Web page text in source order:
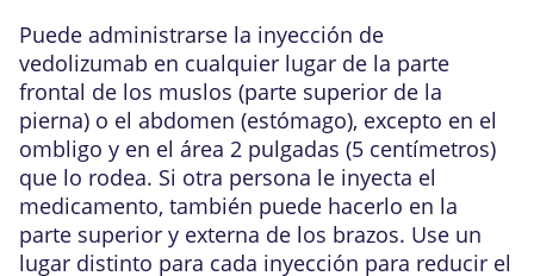
Puede administrarse la inyección de
vedolizumab en cualquier lugar de la parte
frontal de los muslos (parte superior de la
pierna) o el abdomen (estómago), excepto en el
ombligo y en el área 2 pulgadas (5 centímetros)
que lo rodea. Si otra persona le inyecta el
medicamento, también puede hacerlo en la
parte superior y externa de los brazos. Use un
lugar distinto para cada inyección para reducir el